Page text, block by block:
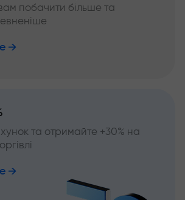
побачити більше та
та отримайте +30% на